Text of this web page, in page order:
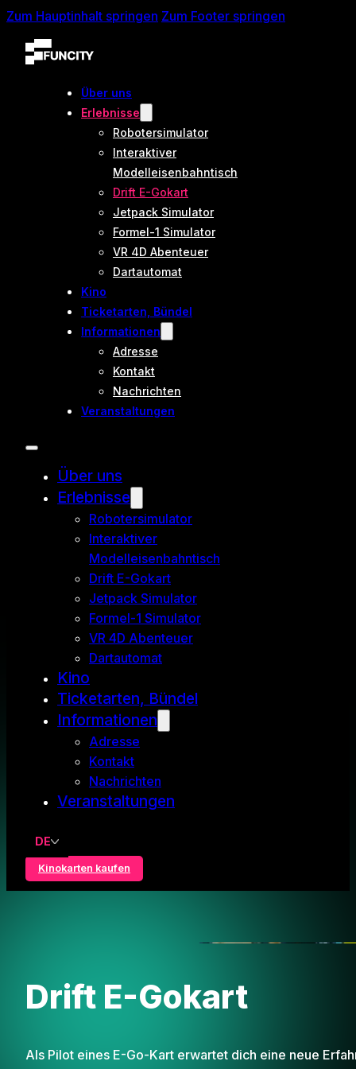
Zum Hauptinhalt springen Zum Footer springen
Über uns
Erlebnisse
Robotersimulator
Interaktiver
Modelleisenbahntisch
Drift E-Gokart
Jetpack Simulator
Formel-1 Simulator
VR 4D Abenteuer
Dartautomat
Kino
Ticketarten, Bündel
Informationen
Adresse
Kontakt
Nachrichten
Veranstaltungen
Über uns
Erlebnisse
Robotersimulator
Interaktiver
Modelleisenbahntisch
Drift E-Gokart
Jetpack Simulator
Formel-1 Simulator
VR 4D Abenteuer
Dartautomat
Kino
Ticketarten, Bündel
Informationen
Adresse
Kontakt
Nachrichten
Veranstaltungen
DE
Kinokarten kaufen
Drift E-Gokart
Als Pilot eines E-Go-Kart erwartet dich eine neue